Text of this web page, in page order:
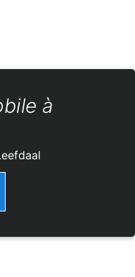
à